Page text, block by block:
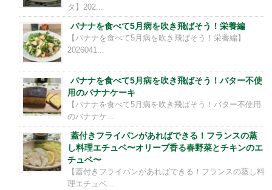
タ】202...
バナナを食べて5月病を吹き飛ばそう！栄養編
【バナナを食べて5月病を吹き飛ばそう！栄養編】
2026041...
バナナを食べて5月病を吹き飛ばそう！バター不使
用のバナナケーキ
【バナナを食べて5月病を吹き飛ばそう！バター不使用
のバナナケ...
蓋付きフライパンがあればできる！フランスの蒸
し料理エチュベ〜オリーブ香る春野菜とチキンのエ
チュベ〜
【蓋付きフライパンがあればできる！フランスの蒸し料
理エチュベ...